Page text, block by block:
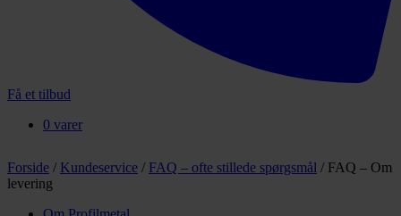
Få et tilbud
0 varer
Forside / Kundeservice / FAQ – ofte stillede spørgsmål / FAQ – Om
levering